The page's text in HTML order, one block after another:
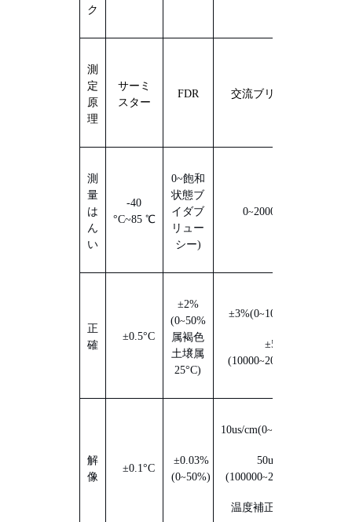
ク
測
定
原
理
サーミ
スター
FDR 交流ブリッジ方式
測
量
は
ん
い
-40
°C~85 ℃
0~飽和
状態ブ
イダブ
リュー
シー)
0~20000us/cm
正
確
±0.5°C
±2%
(0~50%
属褐色
土壌属
25°C)
±3%(0~10000us/cm
±5%
(10000~20000us/cm
解
像
±0.1°C
±0.03%
(0~50%)
10us/cm(0~
50us/cm
(100000~20000us/cm
温度補正機能内蔵